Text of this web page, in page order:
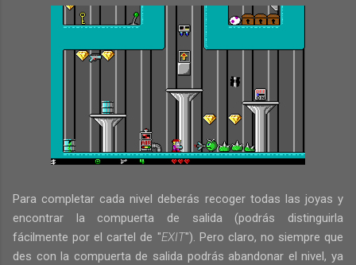
Para completar cada nivel deberás recoger todas las joyas y
encontrar la compuerta de salida (podrás distinguirla
fácilmente por el cartel de "EXIT"). Pero claro, no siempre que
des con la compuerta de salida podrás abandonar el nivel, ya